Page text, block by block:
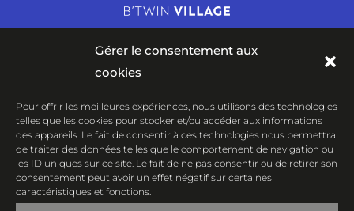
Gérer le consentement aux
cookies
Pour offrir les meilleures expériences, nous utilisons des technologies
telles que les cookies pour stocker et/ou accéder aux informations
des appareils. Le fait de consentir à ces technologies nous permettra
de traiter des données telles que le comportement de navigation ou
les ID uniques sur ce site. Le fait de ne pas consentir ou de retirer son
consentement peut avoir un effet négatif sur certaines
caractéristiques et fonctions.
Centre de confidentialité et Légales
B’TWIN VILLAGE
4 rue du Professeur Langevin